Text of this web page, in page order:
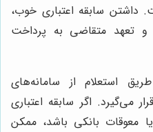
داشتن سابقه اعتباری خوب،
تعهد متقاضی به پرداخت
استعلام از سامانه‌های
می‌گیرد. اگر سابقه اعتباری
معوقات بانکی باشد، ممکن